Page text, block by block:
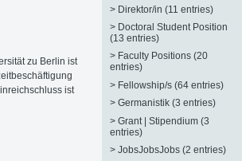
zu Berlin ist
ist
> Direktor/in (11 entries)
> Doctoral Student Position
(13 entries)
> Faculty Positions (20
entries)
> Fellowship/s (64 entries)
> Germanistik (3 entries)
> Grant | Stipendium (3
entries)
> JobsJobsJobs (2 entries)